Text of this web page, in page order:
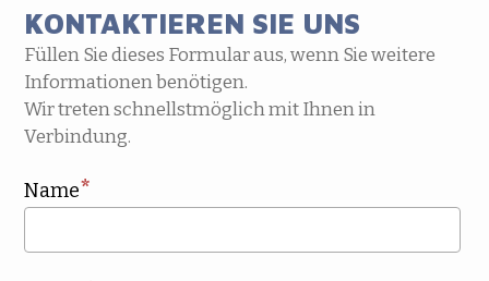
KONTAKTIEREN SIE UNS
Füllen Sie dieses Formular aus, wenn Sie weitere
Informationen benötigen.
Wir treten schnellstmöglich mit Ihnen in
Verbindung.
Name